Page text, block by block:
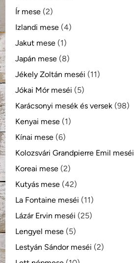
Ír mese (2)
Izlandi mese (4)
Jakut mese (1)
Japán mese (8)
Jékely Zoltán meséi (11)
Jókai Mór meséi (5)
Karácsonyi mesék és versek (98)
Kenyai mese (1)
Kínai mese (6)
Kolozsvári Grandpierre Emil meséi
Koreai mese (2)
Kutyás mese (42)
La Fontaine meséi (11)
Lázár Ervin meséi (25)
Lengyel mese (5)
Lestyán Sándor meséi (2)